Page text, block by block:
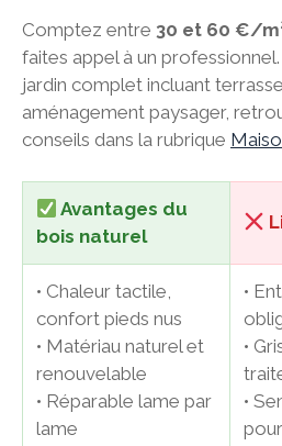
Comptez entre 30 et 60 €/
faites appel à un
jardin complet incluant
aménagement paysager,
conseils dans la rubrique
Avantages du
bois naturel
• Chaleur tactile,
confort pieds nus
• Matériau naturel et
renouvelable
• Réparable lame par
lame
•
•
•